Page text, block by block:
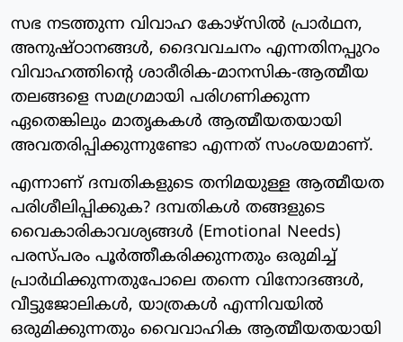
സഭ നടത്തുന്ന വിവാഹ കോഴ്സിൽ പ്രാർഥന,
അനുഷ്ഠാനങ്ങൾ, ദൈവവചനം എന്നതിനപ്പുറം
വിവാഹത്തിന്റെ ശാരീരിക-മാനസിക-ആത്മീയ
തലങ്ങളെ സമഗ്രമായി പരിഗണിക്കുന്ന
ഏതെങ്കിലും മാതൃകകൾ ആത്മീയതയായി
അവതരിപ്പിക്കുന്നുണ്ടോ എന്നത് സംശയമാണ്.
എന്നാണ് ദമ്പതികളുടെ തനിമയുള്ള ആത്മീയത
പരിശീലിപ്പിക്കുക? ദമ്പതികൾ തങ്ങളുടെ
വൈകാരികാവശ്യങ്ങൾ (Emotional Needs)
പരസ്പരം പൂർത്തീകരിക്കുന്നതും ഒരുമിച്ച്
പ്രാർഥിക്കുന്നതുപോലെ തന്നെ വിനോദങ്ങൾ,
വീട്ടുജോലികൾ, യാത്രകൾ എന്നിവയിൽ
ഒരുമിക്കുന്നതും വൈവാഹിക ആത്മീയതയായി